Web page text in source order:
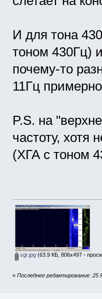
И для тона
тоном 430Гц)
почему-то
11Гц
P.S. на
частоту,
(ХГА с тоном
sgr.jpg(63.9 КБ, 806x497 -
« Последнее редактирование: 25